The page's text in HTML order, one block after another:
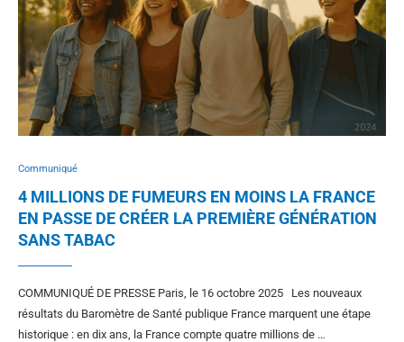
Communiqué
4 MILLIONS DE FUMEURS EN MOINS LA FRANCE
EN PASSE DE CRÉER LA PREMIÈRE GÉNÉRATION
SANS TABAC
COMMUNIQUÉ DE PRESSE Paris, le 16 octobre 2025 Les nouveaux
résultats du Baromètre de Santé publique France marquent une étape
historique : en dix ans, la France compte quatre millions de …